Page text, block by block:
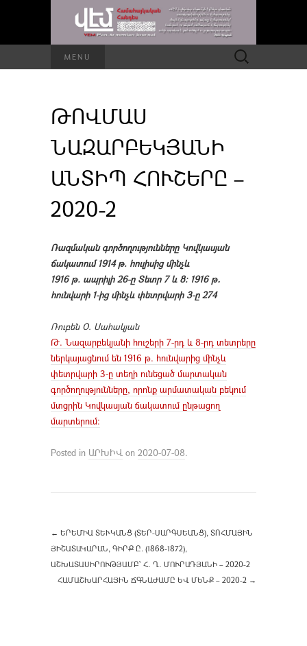
MENU Որոնել՝
ԹՈՎՄԱՍ
ՆԱԶԱՐԲԵԿՅԱՆԻ
ԱՆՏԻՊ ՀՈՒՇԵՐԸ –
2020-2
Ռազմական գործողությունները Կովկասյան
ճակատում 1914 թ. հուլիսից մինչև
1916 թ. ապրիլի 26-ը Տետր 7 և 8։ 1916 թ․
հունվարի 1-ից մինչև փետրվարի 3-ը 274
Ռուբեն Օ. Սահակյան
Թ. Նազարբեկյանի հուշերի 7-րդ և 8-րդ տետրերը
ներկայացնում են 1916 թ. հունվարից մինչև
փետրվարի 3-ը տեղի ունեցած մարտական
գործողությունները, որոնք արմատական բեկում
մտցրին Կովկասյան ճակատում ընթացող
մարտերում։
Posted in ԱՐԽԻՎ on 2020-07-08.
← ԵՐԵՄԻԱ ՏԵՒԿԱՆՑ (ՏԵՐ-ՍԱՐԳՍԵԱՆՑ), ՏՈՀՄԱՅԻՆ
ՅԻՇԱՏԱԿԱՐԱՆ, ԳԻՐՔ Ը. (1868-1872),
ԱՇԽԱՏԱՍԻՐՈՒԹՅԱՄԲ՝ Հ․ Ղ․ ՄՈՒՐԱԴՅԱՆԻ – 2020-2
ՀԱՄԱՇԽԱՐՀԱՅԻՆ ՃԳՆԱԺԱՄԸ ԵՎ ՄԵՆՔ – 2020-2 →